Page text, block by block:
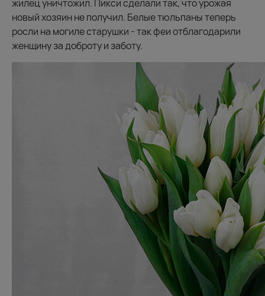
жилец уничтожил. Пикси сделали так, что урожая
новый хозяин не получил. Белые тюльпаны теперь
росли на могиле старушки - так феи отблагодарили
женщину за доброту и заботу.